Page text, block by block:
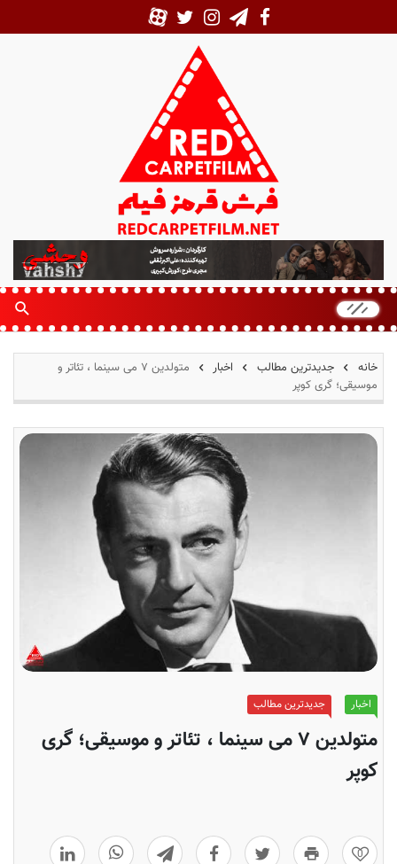
ر
ش
ر
م
ز
خانه جدیدترین مطالب اخبار
متولدین ۷ می سینما ، تئاتر و
موسیقی؛ گری کوپر
اخبار جدیدترین مطالب
متولدین ۷ می سینما ، تئاتر و موسیقی؛ گری
کوپر
0